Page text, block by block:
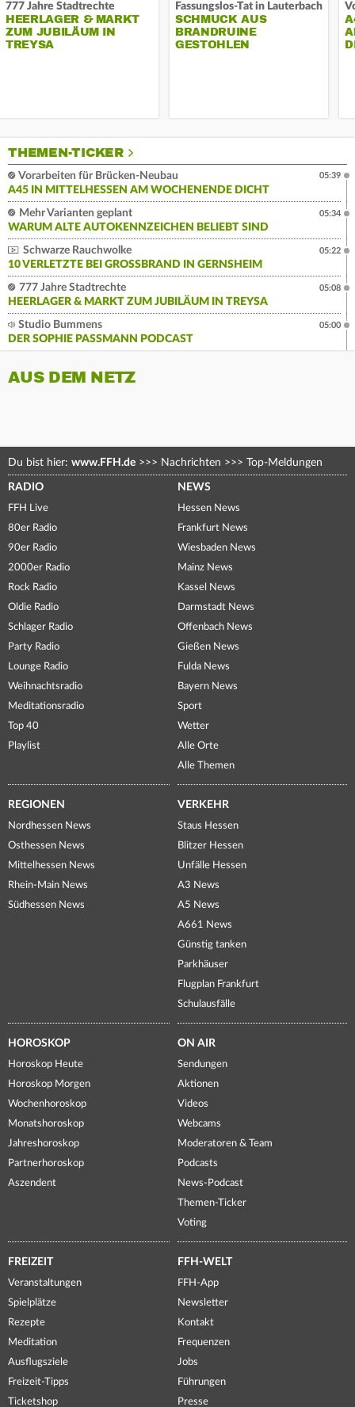
777 Jahre Stadtrechte
HEERLAGER & MARKT
ZUM JUBILÄUM IN
TREYSA
Fassungslos-Tat in Lauterbach
SCHMUCK AUS
BRANDRUINE
GESTOHLEN
THEMEN-TICKER
Vorarbeiten für Brücken-Neubau
A45 IN MITTELHESSEN AM WOCHENENDE DICHT
05:39
Mehr Varianten geplant
WARUM ALTE AUTOKENNZEICHEN BELIEBT SIND
05:34
Schwarze Rauchwolke
10 VERLETZTE BEI GROSSBRAND IN GERNSHEIM
05:22
777 Jahre Stadtrechte
HEERLAGER & MARKT ZUM JUBILÄUM IN TREYSA
05:08
Studio Bummens
DER SOPHIE PASSMANN PODCAST
05:00
AUS DEM NETZ
Du bist hier: www.FFH.de >>> Nachrichten >>> Top-Meldungen
RADIO
FFH Live
80er Radio
90er Radio
2000er Radio
Rock Radio
Oldie Radio
Schlager Radio
Party Radio
Lounge Radio
Weihnachtsradio
Meditationsradio
Top 40
Playlist
NEWS
Hessen News
Frankfurt News
Wiesbaden News
Mainz News
Kassel News
Darmstadt News
Offenbach News
Gießen News
Fulda News
Bayern News
Sport
Wetter
Alle Orte
Alle Themen
REGIONEN
Nordhessen News
Osthessen News
Mittelhessen News
Rhein-Main News
Südhessen News
VERKEHR
Staus Hessen
Blitzer Hessen
Unfälle Hessen
A3 News
A5 News
A661 News
Günstig tanken
Parkhäuser
Flugplan Frankfurt
Schulausfälle
HOROSKOP
Horoskop Heute
Horoskop Morgen
Wochenhoroskop
Monatshoroskop
Jahreshoroskop
Partnerhoroskop
Aszendent
ON AIR
Sendungen
Aktionen
Videos
Webcams
Moderatoren & Team
Podcasts
News-Podcast
Themen-Ticker
Voting
FREIZEIT
Veranstaltungen
Spielplätze
Rezepte
Meditation
Ausflugsziele
Freizeit-Tipps
Ticketshop
FFH-WELT
FFH-App
Newsletter
Kontakt
Frequenzen
Jobs
Führungen
Presse